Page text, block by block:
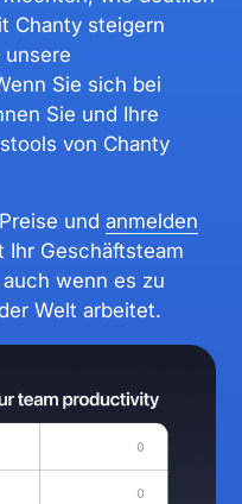
Chanty steigern
unsere
Sie sich bei
Sie und Ihre
von Chanty
und anmelden
Ihr Geschäftsteam
wenn es zu
Welt arbeitet.